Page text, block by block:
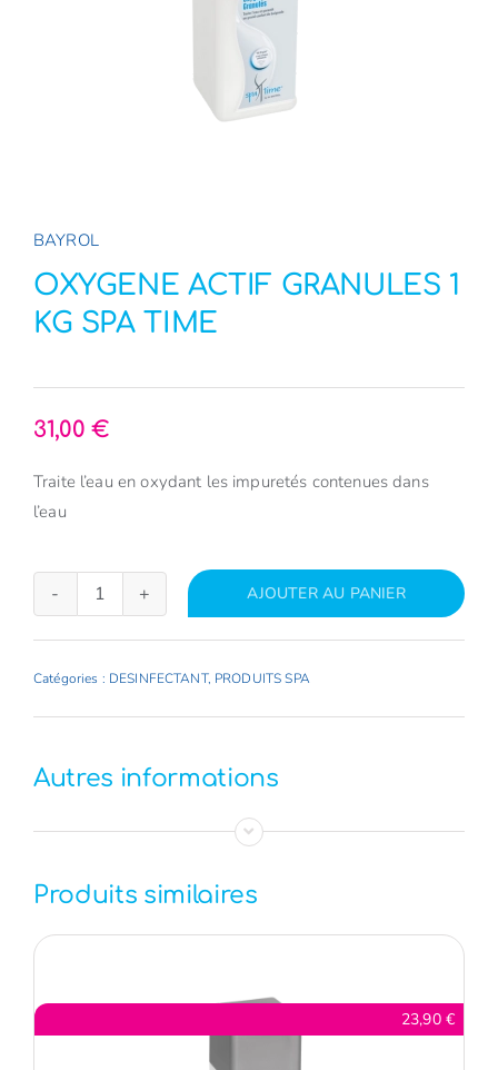
BAYROL
OXYGENE ACTIF GRANULES 1
KG SPA TIME
31,00€
Traite l’eau en oxydant les impuretés contenues dans
l’eau
quantité
de
OXYGENE
1
SPA
AJOUTER AU PANIER
Catégories : DESINFECTANT, PRODUITS SPA
Autres informations
Produits similaires
23,90 €